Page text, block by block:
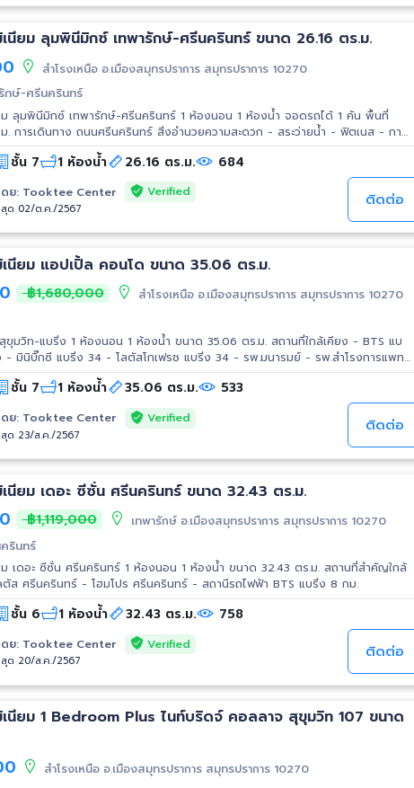
นียม ลุมพินีมิกซ์ เทพารักษ์-ศรีนครินทร์ ขนาด 26.16 ตร.ม.
สำโรงเหนือ อ.เมืองสมุทรปราการ สมุทรปราการ 10270
กษ์-ศรีนครินทร์
ลุมพินีมิกซ์ เทพารักษ์-ศรีนครินทร์ 1 ห้องนอน 1 ห้องน้ำ จอดรถได้ 1 คัน พื้นที่
ตเนส - การ
อม สถานที่ใกล้เคียง - โลตัสศรีนครินทร์ - เซ็นทรัล บางนา -
ร์ - บิ๊กซี ศรีนครินทร์ - การไฟฟ้านครหลวง สมุทรปราการ - โรงพยาบาลเปาโล
ชั้น 7 1 ห้องน้ำ 26.16 ตร.ม. 684
ดย: Tooktee Center Verified
ด 02/ต.ค./2567 ติดต่อ
นียม แอปเปิ้ล คอนโด ขนาด 35.06 ตร.ม.
฿1,680,000 สำโรงเหนือ อ.เมืองสมุทรปราการ สมุทรปราการ 10270
แบริ่ง 1 ห้องนอน 1 ห้องน้ำ ขนาด 35.06 ตร.ม. สถานที่ใกล้เคียง - BTS แบ
รร.มหาภาพกระจาดทองอุปถัมภ์ - รร.เซนต์โยเซฟบางนา - ลาซาล อเวนิ
ชั้น 7 1 ห้องน้ำ 35.06 ตร.ม. 533
ดย: Tooktee Center Verified
ด 23/ส.ค./2567 ติดต่อ
ขาย คอนโดมิเนียม เดอะ ซีซั่น ศรีนครินทร์ ขนาด 32.43 ตร.ม.
฿1,119,000 เทพารักษ์ อ.เมืองสมุทรปราการ สมุทรปราการ 10270
รินทร์
งน้ำ ขนาด 32.43 ตร.ม. สถานที่สำคัญใกล้
ตัส ศรีนครินทร์ - โฮมโปร ศรีนครินทร์ - สถานีรถไฟฟ้า BTS แบริ่ง 8 กม.
ชั้น 6 1 ห้องน้ำ 32.43 ตร.ม. 758
ดย: Tooktee Center Verified
ด 20/ส.ค./2567 ติดต่อ
นียม 1 Bedroom Plus ไนท์บริดจ์ คอลลาจ สุขุมวิท 107 ขนาด
สำโรงเหนือ อ.เมืองสมุทรปราการ สมุทรปราการ 10270